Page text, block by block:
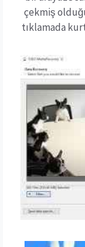
çekmiş
tıklamada